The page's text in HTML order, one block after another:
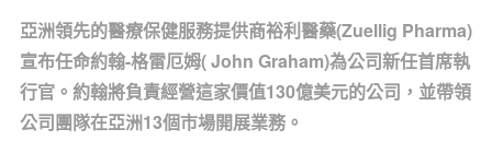
亞洲領先的醫療保健服務提供商裕利醫藥(Zuellig Pharma)
宣布任命約翰-格雷厄姆( John Graham)為公司新任首席執
行官。約翰將負責經營這家價值130億美元的公司，並帶領
公司團隊在亞洲13個市場開展業務。